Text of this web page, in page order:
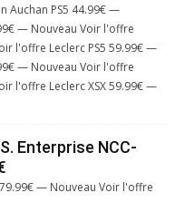
Auchan PS5 44.99€ —
— Nouveau Voir l'offre
l'offre Leclerc PS5 59.99€ —
— Nouveau Voir l'offre
l'offre Leclerc XSX 59.99€ —
Enterprise NCC-
— Nouveau Voir l'offre